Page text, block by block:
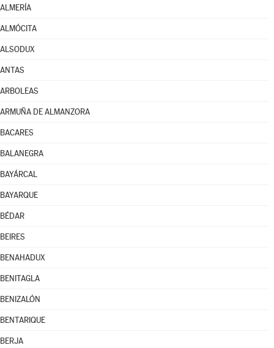
ALMERÍA
ALMÓCITA
ALSODUX
ANTAS
ARBOLEAS
ARMUÑA DE ALMANZORA
BACARES
BALANEGRA
BAYÁRCAL
BAYARQUE
BÉDAR
BEIRES
BENAHADUX
BENITAGLA
BENIZALÓN
BENTARIQUE
BERJA